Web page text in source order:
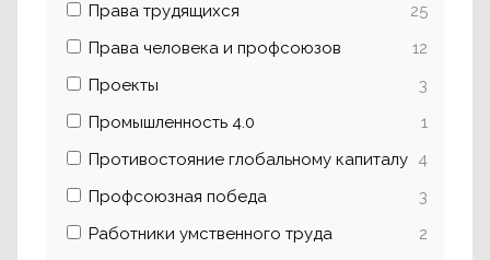
Права трудящихся
25
Права человека и профсоюзов
12
Проекты
3
Промышленность 4.0
1
Противостояние глобальному капиталу 4
Профсоюзная победа
3
Работники умственного труда
2